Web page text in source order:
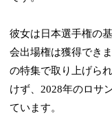
彼女は日本選手権の
会出場権は獲得でき
の特集で取り上げら
けず、2028年のロサ
ています。